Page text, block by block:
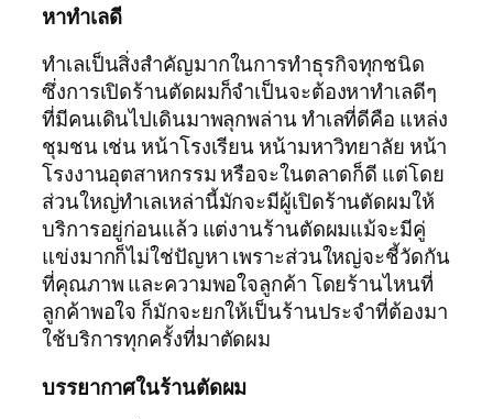
หาทำเลดี
ทำเลเป็นสิ่งสำคัญมากในการทำธุรกิจทุกชนิด
ซึ่งการเปิดร้านตัดผมก็จำเป็นจะต้องหาทำเลดีๆ
ที่มีคนเดินไปเดินมาพลุกพล่าน ทำเลที่ดีคือ แหล่ง
ชุมชน เช่น หน้าโรงเรียน หน้ามหาวิทยาลัย หน้า
โรงงานอุตสาหกรรม หรือจะในตลาดก็ดี แต่โดย
ส่วนใหญ่ทำเลเหล่านี้มักจะมีผู้เปิดร้านตัดผมให้
บริการอยู่ก่อนแล้ว แต่งานร้านตัดผมแม้จะมีคู่
แข่งมากก็ไม่ใช่ปัญหา เพราะส่วนใหญ่จะชี้วัดกัน
ที่คุณภาพ และความพอใจลูกค้า โดยร้านไหนที่
ลูกค้าพอใจ ก็มักจะยกให้เป็นร้านประจำที่ต้องมา
ใช้บริการทุกครั้งที่มาตัดผม
บรรยากาศในร้านตัดผม